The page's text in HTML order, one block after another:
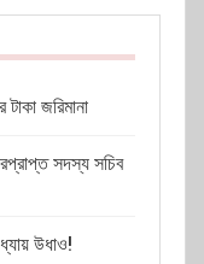
জরিমানা
সদস্য সচিব
উধাও!